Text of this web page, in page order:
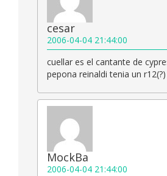
cesar
2006-04-04 21:44:00
cuellar es el cantante de
pepona reinaldi tenia un r12(?)
MockBa
2006-04-04 21:44:00